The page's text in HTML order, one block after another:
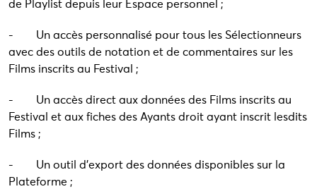
de Playlist depuis leur Espace personnel ;
- Un accès personnalisé pour tous les Sélectionneurs
avec des outils de notation et de commentaires sur les
Films inscrits au Festival ;
- Un accès direct aux données des Films inscrits au
Festival et aux fiches des Ayants droit ayant inscrit lesdits
Films ;
- Un outil d’export des données disponibles sur la
Plateforme ;